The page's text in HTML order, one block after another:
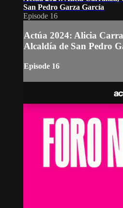
San Pedro Garza García
Episode 16
Actúa 2024: Alicia
Alcaldía de San Pedro
Episode 16